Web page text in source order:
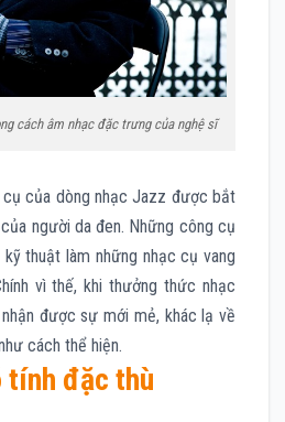
cách âm nhạc đặc trưng của nghệ sĩ
của dòng nhạc Jazz được bắt
người da đen. Những công cụ
thuật làm những nhạc cụ vang
vì thế, khi thưởng thức nhạc
được sự mới mẻ, khác lạ về
cách thể hiện.
tính đặc thù